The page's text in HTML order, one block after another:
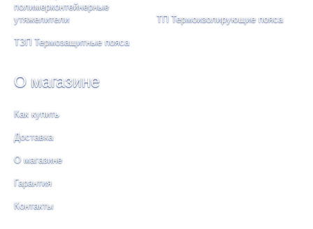
полимерконтейнерные
утяжелители
ТП Термоизолирующие пояса
ТЗП Термозащитные пояса
О магазине
Как купить
Доставка
О магазине
Гарантия
Контакты